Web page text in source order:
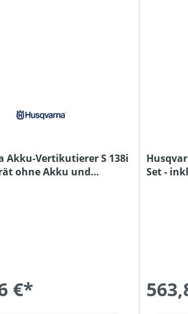
Akku-Vertikutierer S 138i
ohne Akku und
€*
Set -